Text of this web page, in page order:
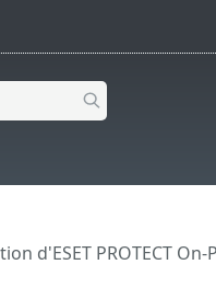
d'ESET PROTECT On-